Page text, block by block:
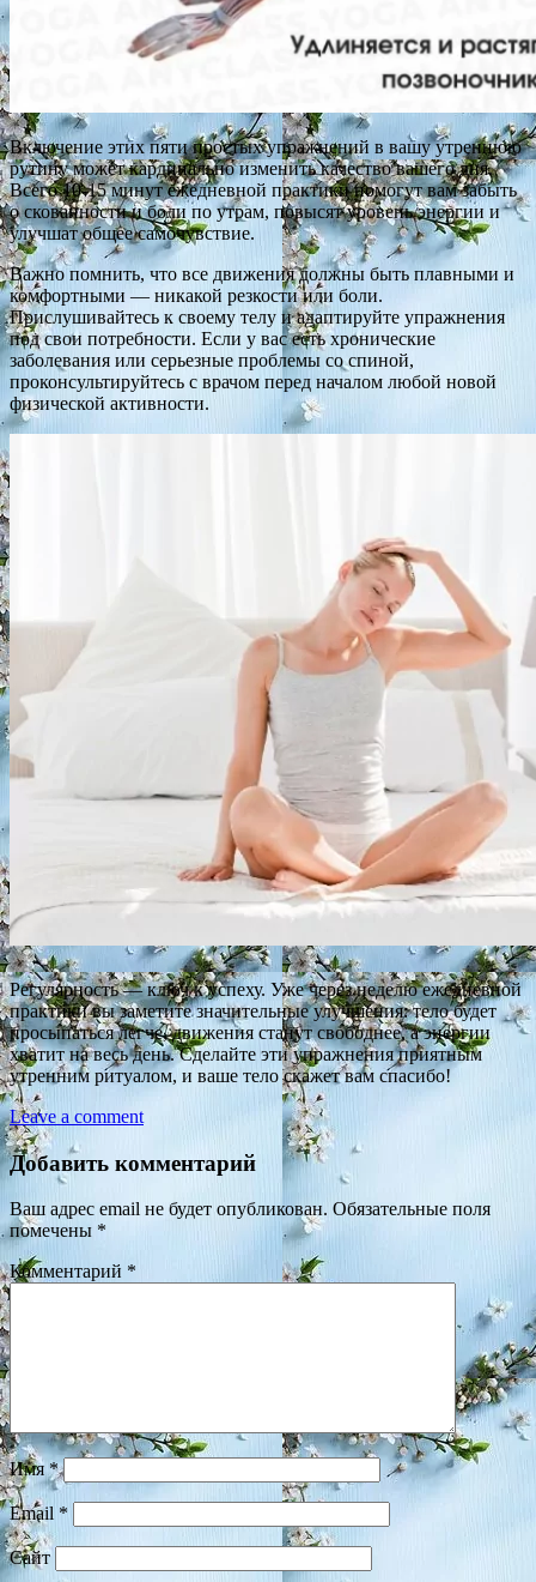
Включение этих пяти простых упражнений в вашу утреннюю
рутину может кардинально изменить качество вашего дня.
Всего 10-15 минут ежедневной практики помогут вам забыть
о скованности и боли по утрам, повысят уровень энергии и
улучшат общее самочувствие.
Важно помнить, что все движения должны быть плавными и
комфортными — никакой резкости или боли.
Прислушивайтесь к своему телу и адаптируйте упражнения
под свои потребности. Если у вас есть хронические
заболевания или серьезные проблемы со спиной,
проконсультируйтесь с врачом перед началом любой новой
физической активности.
Регулярность — ключ к успеху. Уже через неделю ежедневной
практики вы заметите значительные улучшения: тело будет
просыпаться легче, движения станут свободнее, а энергии
хватит на весь день. Сделайте эти упражнения приятным
утренним ритуалом, и ваше тело скажет вам спасибо!
Leave a comment
Добавить комментарий
Ваш адрес email не будет опубликован. Обязательные поля
помечены *
Комментарий *
Имя *
Email *
Сайт